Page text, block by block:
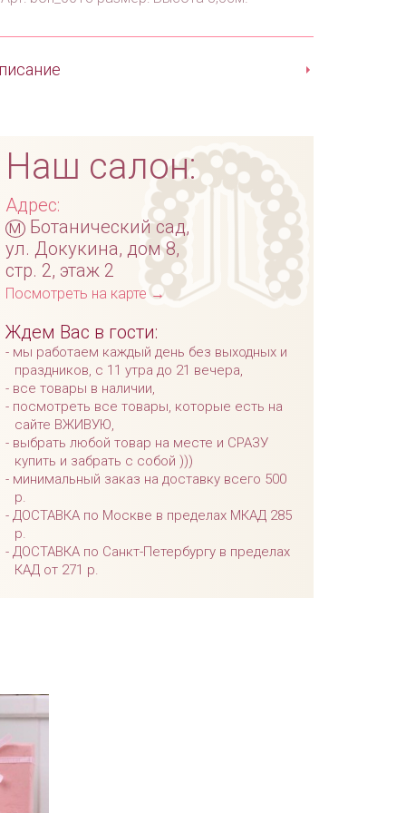
Наш салон:
Адрес:
м Ботанический сад,
ул. Докукина, дом 8,
стр. 2, этаж 2
Посмотреть на карте →
Ждем Вас в гости:
мы работаем каждый день без выходных и
праздников, с 11 утра до 21 вечера,
все товары в наличии,
посмотреть все товары, которые есть на
сайте ВЖИВУЮ,
выбрать любой товар на месте и СРАЗУ
купить и забрать с собой )))
минимальный заказ на доставку всего 500
р.
ДОСТАВКА по Москве в пределах МКАД 285
р.
ДОСТАВКА по Санкт-Петербургу в пределах
КАД от 271 р.